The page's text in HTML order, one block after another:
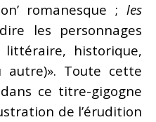
romanesque ; les
les personnages
littéraire, historique,
autre)». Toute cette
ce titre-gigogne
de l’érudition